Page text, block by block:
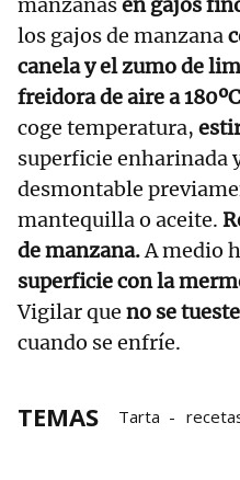
manzanasen gajos
los gajos de manzana
canela y el zumo de
freidora de aire a
coge temperatura,
superficie enharinada
desmontable
mantequilla o aceite.
de manzana.A medio
superficie con la
Vigilar que no se
cuando se enfríe.
TEMAS Tarta